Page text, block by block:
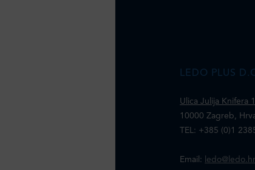
LEDO PLUS
Ulica Julija Knifera
10000 Zagreb,
TEL: +385 (0)1
Email: ledo@ledo.hr